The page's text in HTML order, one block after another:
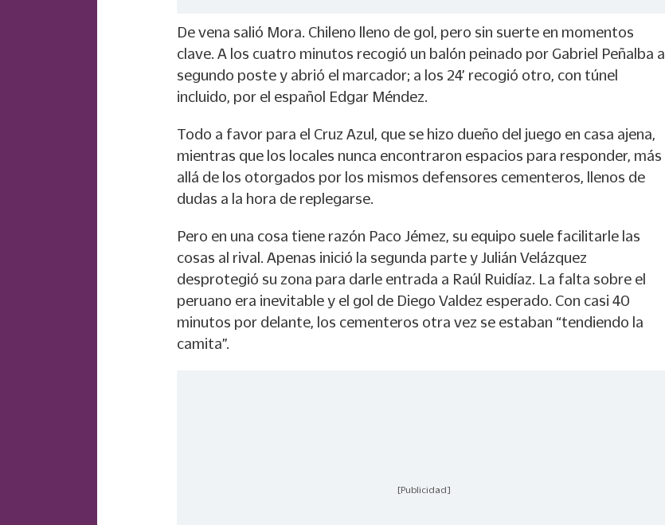
De vena salió Mora. Chileno lleno de gol, pero sin suerte en momentos
clave. A los cuatro minutos recogió un balón peinado por Gabriel Peñalba a
segundo poste y abrió el marcador; a los 24’ recogió otro, con túnel
incluido, por el español Edgar Méndez.
Todo a favor para el Cruz Azul, que se hizo dueño del juego en casa ajena,
mientras que los locales nunca encontraron espacios para responder, más
allá de los otorgados por los mismos defensores cementeros, llenos de
dudas a la hora de replegarse.
Pero en una cosa tiene razón Paco Jémez, su equipo suele facilitarle las
cosas al rival. Apenas inició la segunda parte y Julián Velázquez
desprotegió su zona para darle entrada a Raúl Ruidíaz. La falta sobre el
peruano era inevitable y el gol de Diego Valdez esperado. Con casi 40
minutos por delante, los cementeros otra vez se estaban “tendiendo la
camita”.
[Publicidad]